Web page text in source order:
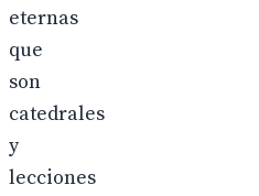
eternas
que
son
catedrales
y
lecciones